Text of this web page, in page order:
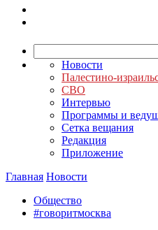
Новости
Палестино-
СВО
Интервью
Программы и
Сетка вещания
Редакция
Приложение
Главная Новости
Общество
#говоритмосква